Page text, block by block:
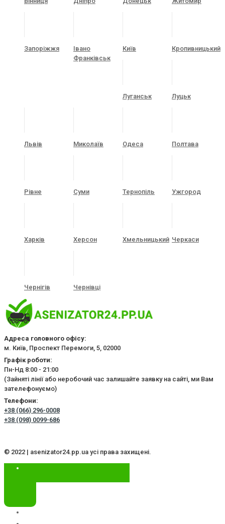
Запоріжжя
Івано
Франківськ
Київ Кропивницький
Луганськ Луцьк
Львів Миколаїв Одеса Полтава
Рівне Суми Тернопіль Ужгород
Харків Херсон Хмельницький Черкаси
Чернігів Чернівці
Адреса головного офісу:
м. Київ, Проспект Перемоги, 5, 02000
Графік роботи:
Пн-Нд 8:00 - 21:00
(Зайняті лінії або неробочий час залишайте заявку на сайті, ми Вам
зателефонуємо)
Телефони:
+38 (066) 296-0008
+38 (098) 0099-686
© 2022 | asenizator24.pp.ua усі права захищені.